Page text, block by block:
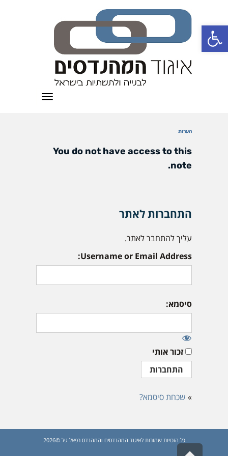
פתח סרגל נגישות
תפריט
הערות
You do not have access to this
note.
התחברות לאתר
עליך להתחבר לאתר.
Username or Email Address:
סיסמא:
זכור אותי
» שכחת סיסמא?
כל הזכויות שמורות לאיגוד המהנדסים והמהנדס רפאל גיל ©2026